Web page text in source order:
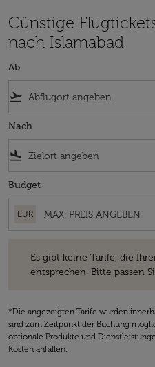
Günstige
nach Islamabad
Ab
flight_takeoff
Nach
flight_land
Budget
EUR
Es gibt keine Tarife, die
entsprechen. Bitte passen
*Die angezeigten Tarife wurden
sind zum Zeitpunkt der Buchung
optionale Produkte und
Kosten anfallen.